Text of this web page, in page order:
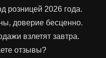
розницей 2026 года.
доверие бесценно.
взлетят завтра.
отзывы?